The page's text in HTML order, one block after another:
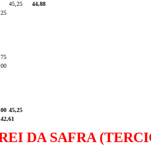
45,25
44,88
45,25
42,61
DA SAFRA